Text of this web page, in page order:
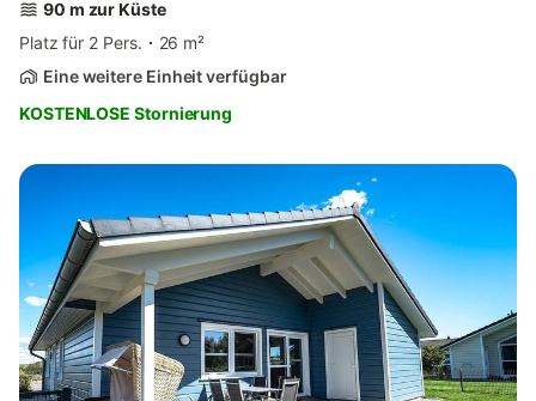
90 m zur Küste
Platz für 2 Pers.
26 m²
Eine weitere Einheit verfügbar
KOSTENLOSE Stornierung